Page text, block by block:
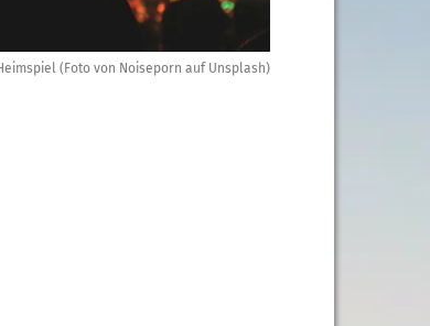
(Foto von Noiseporn auf Unsplash)